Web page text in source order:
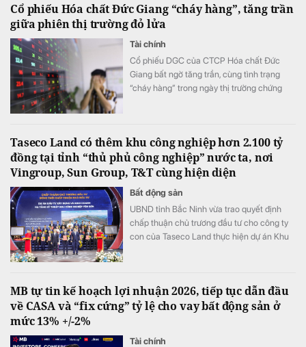
trường đầu tư thông thoáng hơn.
Cổ phiếu Hóa chất Đức Giang “cháy hàng”, tăng trần
giữa phiên thị trường đỏ lửa
Tài chính
Cổ phiếu DGC của CTCP Hóa chất Đức
Giang bất ngờ tăng trần, cùng tình trạng
“cháy hàng” trong ngày thị trường chứng
Taseco Land có thêm khu công nghiệp hơn 2.100 tỷ
đồng tại tỉnh “thủ phủ công nghiệp” nước ta, nơi
Vingroup, Sun Group, T&T cùng hiện diện
Bất động sản
UBND tỉnh Bắc Ninh vừa trao quyết định
chấp thuận chủ trương đầu tư cho công ty
con của Taseco Land thực hiện dự án Khu
MB tự tin kế hoạch lợi nhuận 2026, tiếp tục dẫn đầu
về CASA và “fix cứng” tỷ lệ cho vay bất động sản ở
mức 13% +/-2%
Tài chính